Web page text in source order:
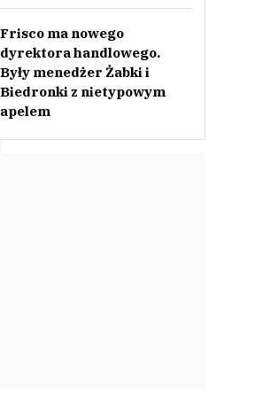
Frisco ma nowego
dyrektora handlowego.
Były menedżer Żabki i
Biedronki z nietypowym
apelem